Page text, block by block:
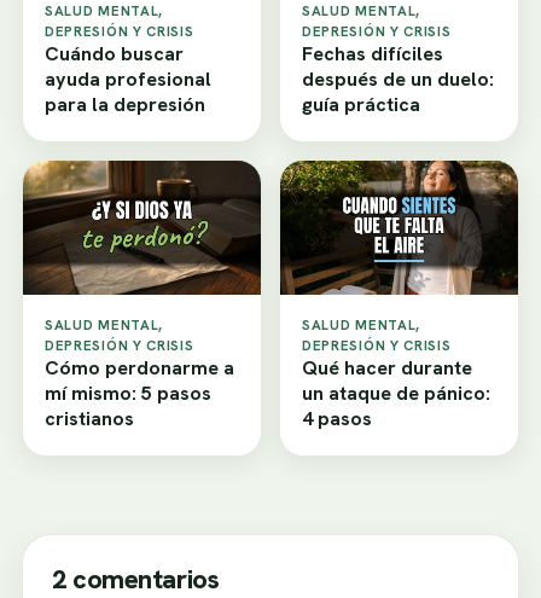
SALUD MENTAL,
DEPRESIÓN Y CRISIS
Cuándo buscar
ayuda profesional
para la depresión
SALUD MENTAL,
DEPRESIÓN Y CRISIS
Fechas difíciles
después de un duelo:
guía práctica
SALUD MENTAL,
DEPRESIÓN Y CRISIS
Cómo perdonarme a
mí mismo: 5 pasos
cristianos
SALUD MENTAL,
DEPRESIÓN Y CRISIS
Qué hacer durante
un ataque de pánico:
4 pasos
2 comentarios